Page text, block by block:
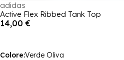
adidas
Active Flex Ribbed Tank Top
14,00 €
Colore:Verde Oliva